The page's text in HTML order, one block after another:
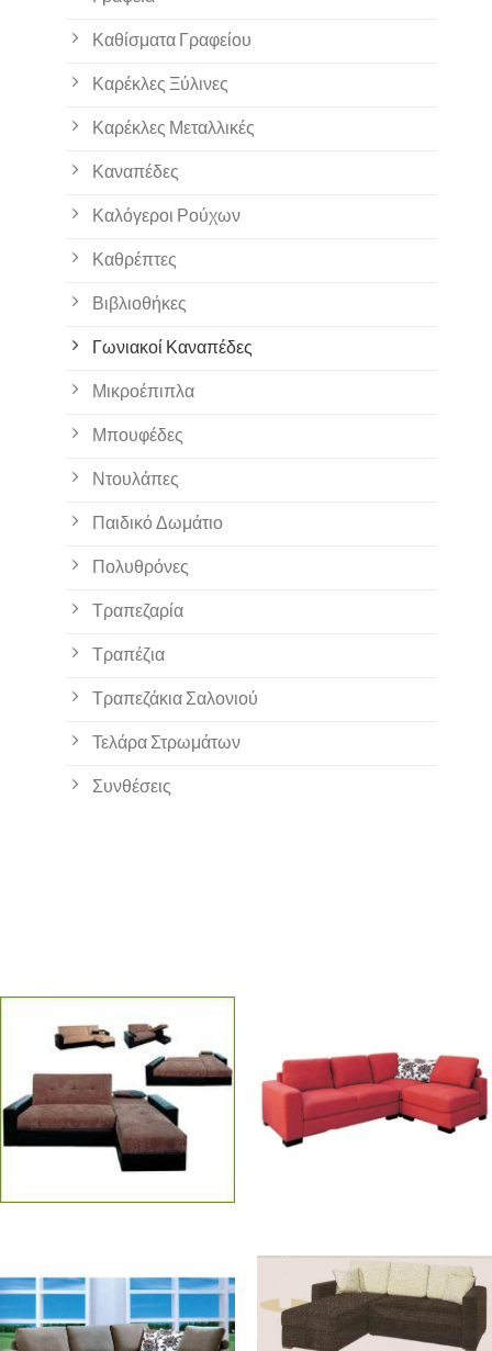
Καθίσματα Γραφείου
Καρέκλες Ξύλινες
Καρέκλες Μεταλλικές
Καναπέδες
Καλόγεροι Ρούχων
Καθρέπτες
Βιβλιοθήκες
Γωνιακοί Καναπέδες
Μικροέπιπλα
Μπουφέδες
Ντουλάπες
Παιδικό Δωμάτιο
Πολυθρόνες
Τραπεζαρία
Τραπέζια
Τραπεζάκια Σαλονιού
Τελάρα Στρωμάτων
Συνθέσεις